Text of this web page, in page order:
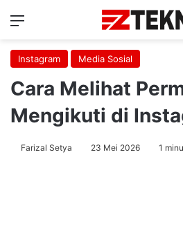
Menu
Instagram Media Sosial
Cara Melihat
Mengikuti di
Farizal Setya 23 Mei 2026 1